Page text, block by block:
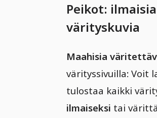
Peikot: ilmaisia
värityskuvia
Maahisia
värityssivuilla: Voit
tulostaa kaikki
ilmaiseksi tai